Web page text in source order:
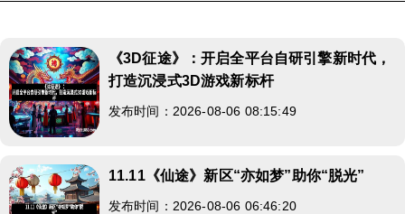
《3D征途》：开启全平台自研引擎新时代，
打造沉浸式3D游戏新标杆
发布时间：2026-08-06 08:15:49
11.11《仙途》新区“亦如梦”助你“脱光”
发布时间：2026-08-06 06:46:20